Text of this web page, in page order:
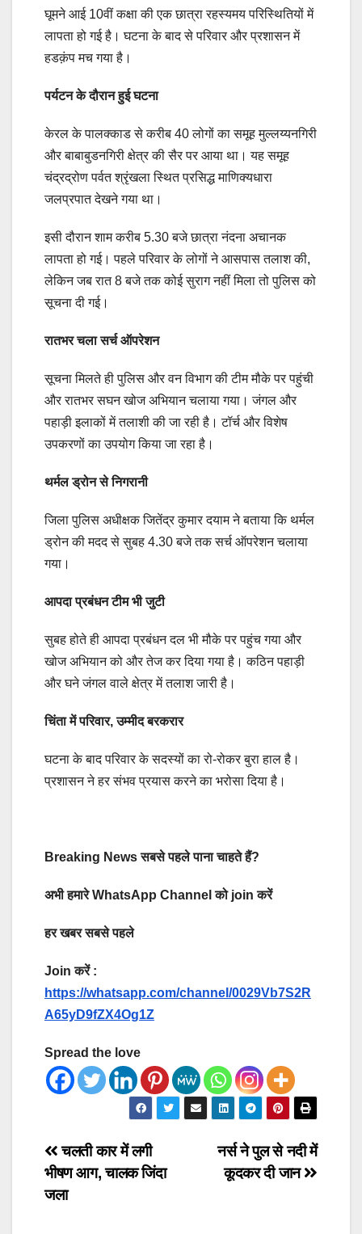
घूमने आई 10वीं कक्षा की एक छात्रा रहस्यमय परिस्थितियों में
लापता हो गई है। घटना के बाद से परिवार और प्रशासन में
हडक़ंप मच गया है।
पर्यटन के दौरान हुई घटना
केरल के पालक्काड से करीब 40 लोगों का समूह मुल्लय्यनगिरी
और बाबाबुडनगिरी क्षेत्र की सैर पर आया था। यह समूह
चंद्रद्रोण पर्वत श्रृंखला स्थित प्रसिद्ध माणिक्यधारा
जलप्रपात देखने गया था।
इसी दौरान शाम करीब 5.30 बजे छात्रा नंदना अचानक
लापता हो गई। पहले परिवार के लोगों ने आसपास तलाश की,
लेकिन जब रात 8 बजे तक कोई सुराग नहीं मिला तो पुलिस को
सूचना दी गई।
रातभर चला सर्च ऑपरेशन
सूचना मिलते ही पुलिस और वन विभाग की टीम मौके पर पहुंची
और रातभर सघन खोज अभियान चलाया गया। जंगल और
पहाड़ी इलाकों में तलाशी की जा रही है। टॉर्च और विशेष
उपकरणों का उपयोग किया जा रहा है।
थर्मल ड्रोन से निगरानी
जिला पुलिस अधीक्षक जितेंद्र कुमार दयाम ने बताया कि थर्मल
ड्रोन की मदद से सुबह 4.30 बजे तक सर्च ऑपरेशन चलाया
गया।
आपदा प्रबंधन टीम भी जुटी
सुबह होते ही आपदा प्रबंधन दल भी मौके पर पहुंच गया और
खोज अभियान को और तेज कर दिया गया है। कठिन पहाड़ी
और घने जंगल वाले क्षेत्र में तलाश जारी है।
चिंता में परिवार, उम्मीद बरकरार
घटना के बाद परिवार के सदस्यों का रो-रोकर बुरा हाल है।
प्रशासन ने हर संभव प्रयास करने का भरोसा दिया है।
Breaking News सबसे पहले पाना चाहते हैं?
अभी हमारे WhatsApp Channel को join करें
हर खबर सबसे पहले
Join करें :
https://whatsapp.com/channel/0029Vb7S2R
A65yD9fZX4Og1Z
Spread the love
Post
navigation
नर्स ने पुल से नदी में
कूदकर दी जान
चलती कार में लगी
भीषण आग, चालक जिंदा
जला